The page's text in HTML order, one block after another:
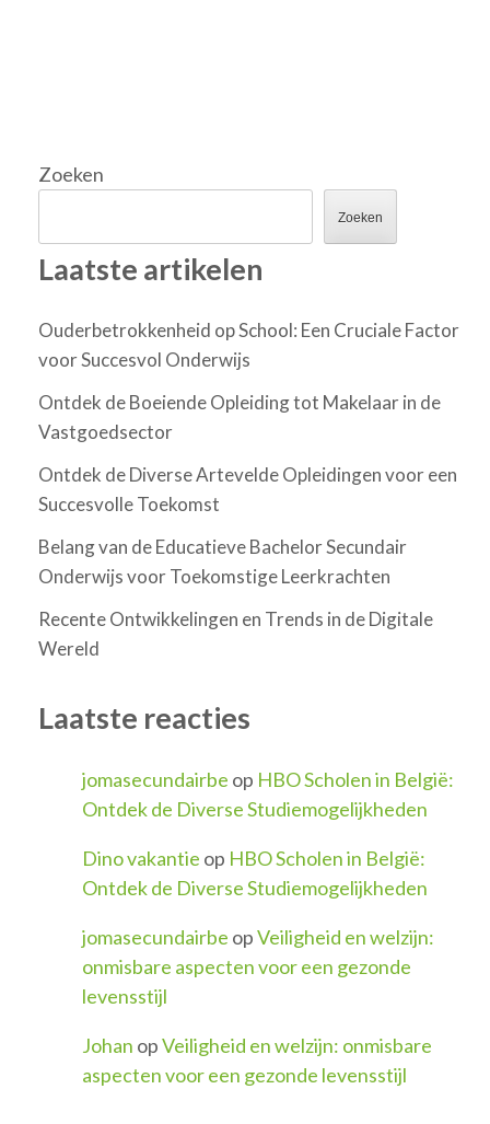
Zoeken
Zoeken
Laatste artikelen
Ouderbetrokkenheid op School: Een Cruciale Factor
voor Succesvol Onderwijs
Ontdek de Boeiende Opleiding tot Makelaar in de
Vastgoedsector
Ontdek de Diverse Artevelde Opleidingen voor een
Succesvolle Toekomst
Belang van de Educatieve Bachelor Secundair
Onderwijs voor Toekomstige Leerkrachten
Recente Ontwikkelingen en Trends in de Digitale
Wereld
Laatste reacties
jomasecundairbe op HBO Scholen in België:
Ontdek de Diverse Studiemogelijkheden
Dino vakantie op HBO Scholen in België:
Ontdek de Diverse Studiemogelijkheden
jomasecundairbe opVeiligheid en welzijn:
onmisbare aspecten voor een gezonde
levensstijl
Johan opVeiligheid en welzijn: onmisbare
aspecten voor een gezonde levensstijl